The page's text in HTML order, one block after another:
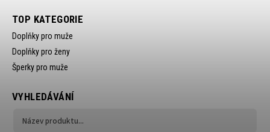
TOP KATEGORIE
Doplňky pro muže
Doplňky pro ženy
Šperky pro muže
VYHLEDÁVÁNÍ